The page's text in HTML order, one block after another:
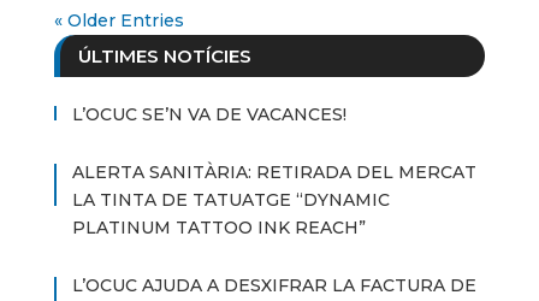
« Older Entries
ÚLTIMES NOTÍCIES
L’OCUC SE’N VA DE VACANCES!
ALERTA SANITÀRIA: RETIRADA DEL MERCAT
LA TINTA DE TATUATGE “DYNAMIC
PLATINUM TATTOO INK REACH”
L’OCUC AJUDA A DESXIFRAR LA FACTURA DE